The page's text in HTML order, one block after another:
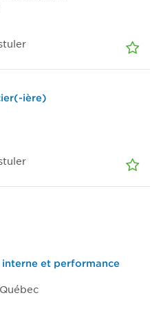
ière)
et performance